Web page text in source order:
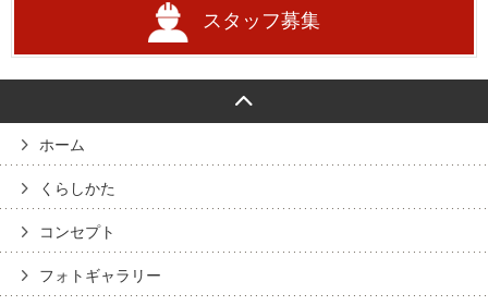
スタッフ募集
ホーム
くらしかた
コンセプト
フォトギャラリー